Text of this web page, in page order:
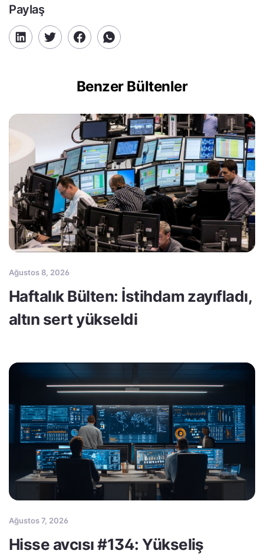
Paylaş
Benzer Bültenler
Ağustos 8, 2026
Haftalık Bülten: İstihdam zayıfladı,
altın sert yükseldi
Ağustos 7, 2026
Hisse avcısı #134: Yükseliş